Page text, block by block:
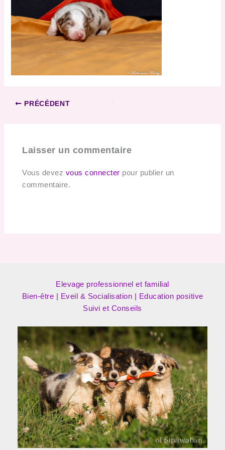
PRÉCÉDENT
Laisser un commentaire
Vous devez vous connecter pour publier un
commentaire.
Elevage professionnel et familial
Bien-être | Eveil & Socialisation | Education positive
Suivi et Conseils